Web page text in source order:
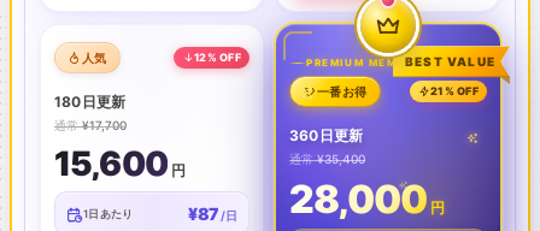
人気 12% OFF
180日更新
通常¥17,700
15,600 円
1日あたり ¥87/日
BEST VALUE
PREMIUM MEMBER
一番お得 21% OFF
360日更新
通常¥35,400
28,000 円